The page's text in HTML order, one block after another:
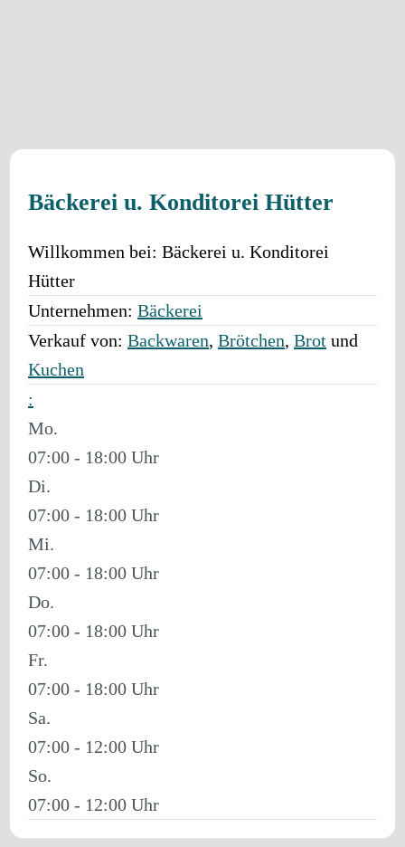
Bäckerei u. Konditorei Hütter
Willkommen bei: Bäckerei u. Konditorei
Hütter
Unternehmen: Bäckerei
Verkauf von: Backwaren, Brötchen, Brot und
Kuchen
:
Mo.
07:00 - 18:00
Di.
07:00 - 18:00
Mi.
07:00 - 18:00
Do.
07:00 - 18:00
Fr.
07:00 - 18:00
Sa.
07:00 - 12:00
So.
07:00 - 12:00